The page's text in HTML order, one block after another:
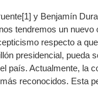
y Benjamín
tendremos un nuevo
respecto a
presidencial, pueda
país. Actualmente, la
reconocidos. Esta